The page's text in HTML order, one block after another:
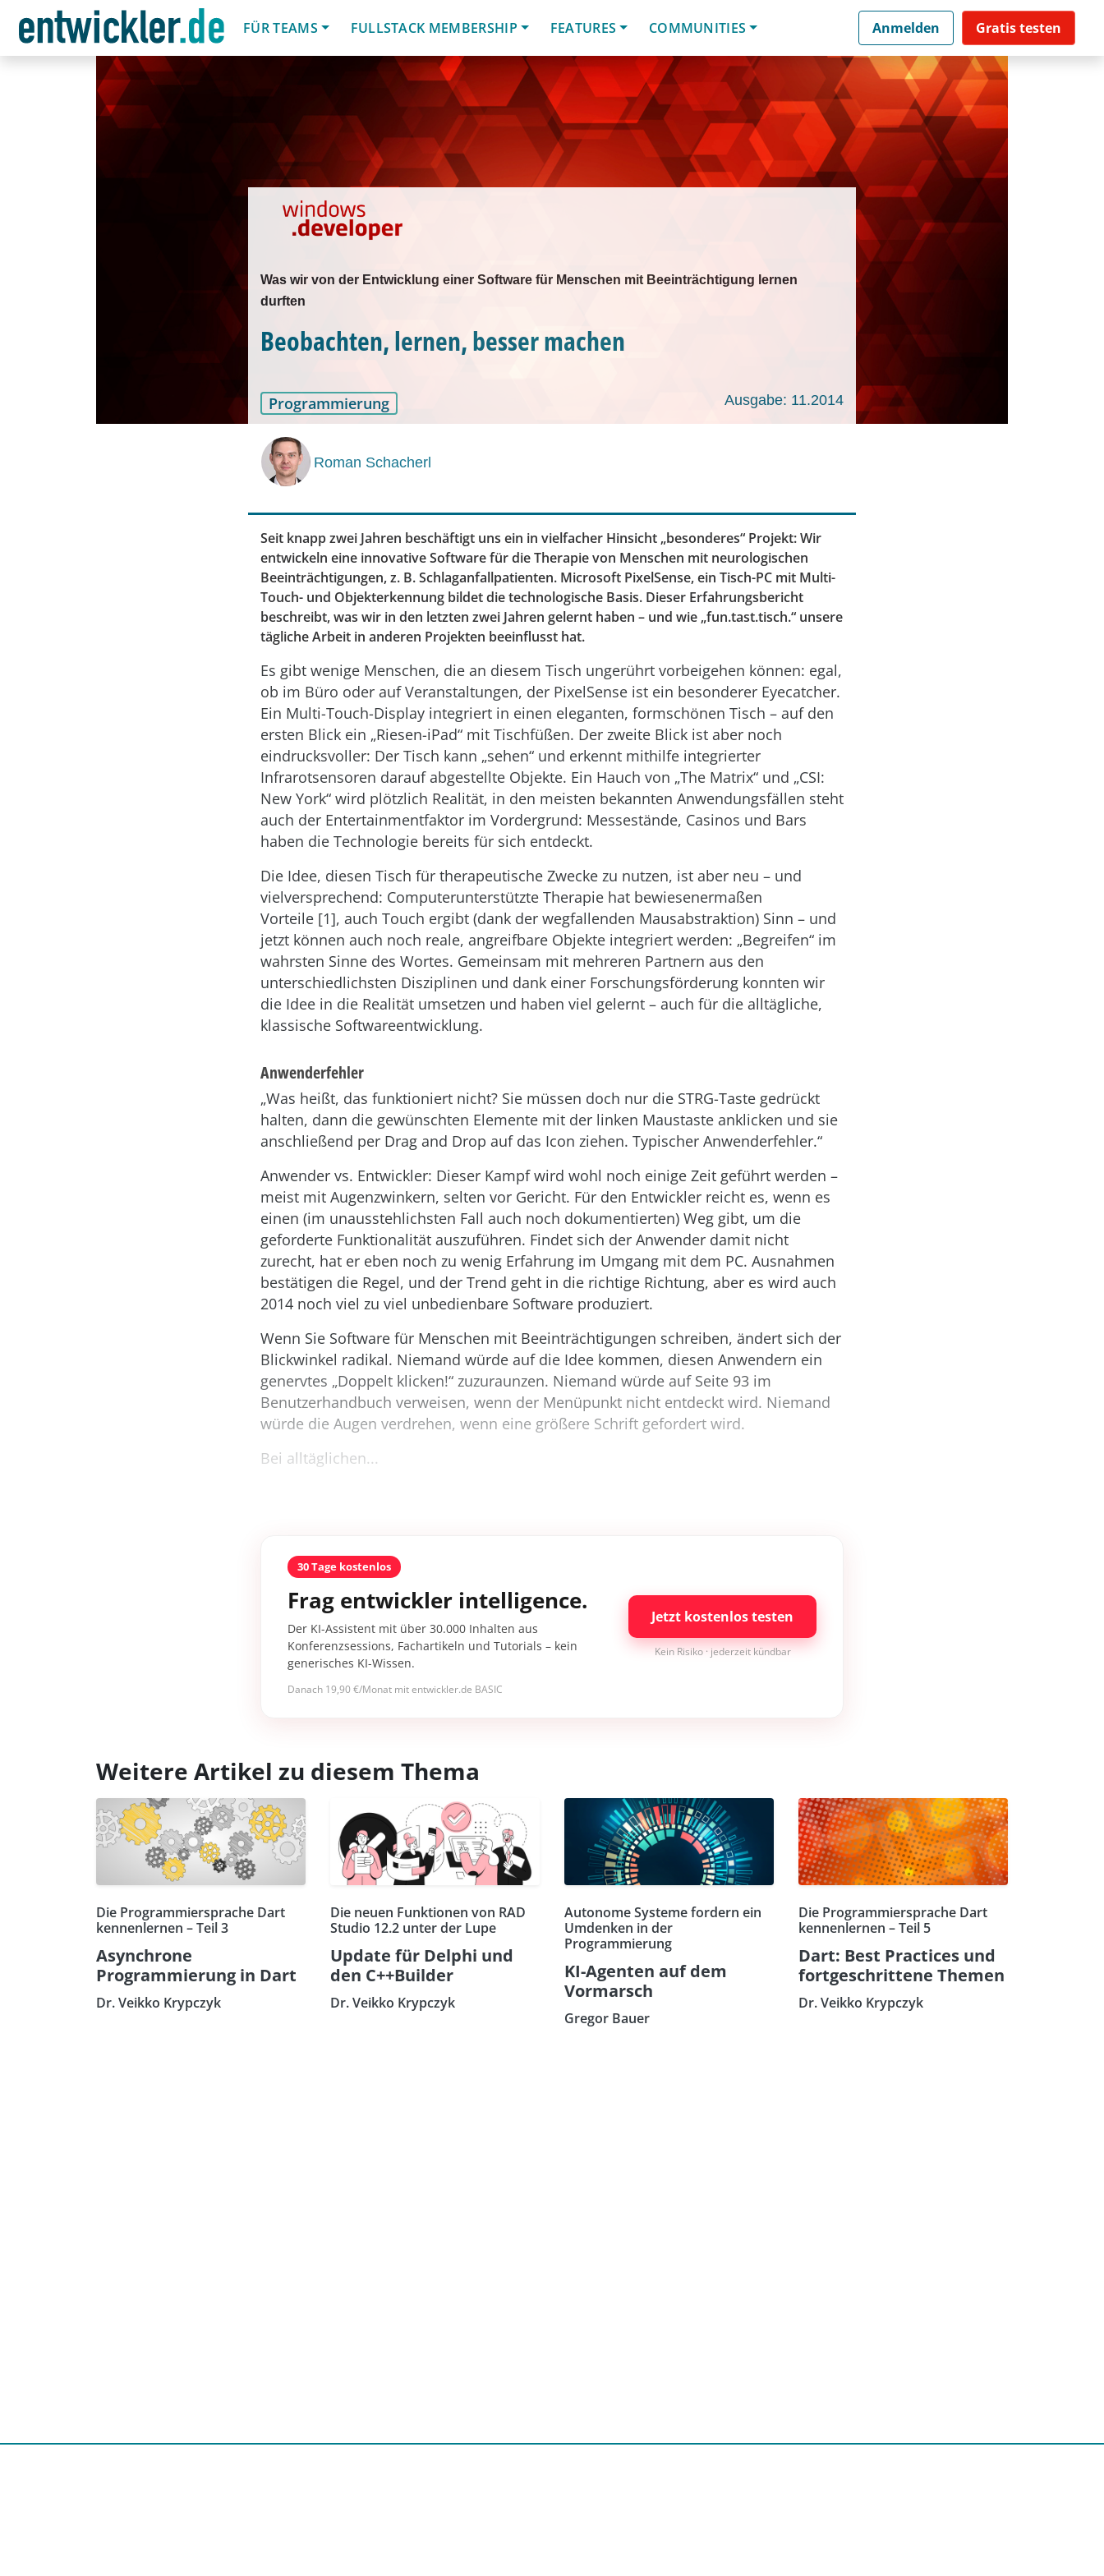
FÜR TEAMS
FULLSTACK MEMBERSHIP FEATURES COMMUNITIES Anmelden Gratis testen
Was wir von der Entwicklung einer Software für Menschen mit Beeinträchtigung lernen
durften
Beobachten, lernen, besser machen
Programmierung Ausgabe: 11.2014
Roman Schacherl
Seit knapp zwei Jahren beschäftigt uns ein in vielfacher Hinsicht „besonderes“ Projekt: Wir
entwickeln eine innovative Software für die Therapie von Menschen mit neurologischen
Beeinträchtigungen, z. B. Schlaganfallpatienten. Microsoft PixelSense, ein Tisch-PC mit Multi-
Touch- und Objekterkennung bildet die technologische Basis. Dieser Erfahrungsbericht
beschreibt, was wir in den letzten zwei Jahren gelernt haben – und wie „fun.tast.tisch.“ unsere
tägliche Arbeit in anderen Projekten beeinflusst hat.
Es gibt wenige Menschen, die an diesem Tisch ungerührt vorbeigehen können: egal,
ob im Büro oder auf Veranstaltungen, der PixelSense ist ein besonderer Eyecatcher.
Ein Multi-Touch-Display integriert in einen eleganten, formschönen Tisch – auf den
ersten Blick ein „Riesen-iPad“ mit Tischfüßen. Der zweite Blick ist aber noch
eindrucksvoller: Der Tisch kann „sehen“ und erkennt mithilfe integrierter
Infrarotsensoren darauf abgestellte Objekte. Ein Hauch von „The Matrix“ und „CSI:
New York“ wird plötzlich Realität, in den meisten bekannten Anwendungsfällen steht
auch der Entertainmentfaktor im Vordergrund: Messestände, Casinos und Bars
haben die Technologie bereits für sich entdeckt.
Die Idee, diesen Tisch für therapeutische Zwecke zu nutzen, ist aber neu – und
vielversprechend: Computerunterstützte Therapie hat bewiesenermaßen
Vorteile [1], auch Touch ergibt (dank der wegfallenden Mausabstraktion) Sinn – und
jetzt können auch noch reale, angreifbare Objekte integriert werden: „Begreifen“ im
wahrsten Sinne des Wortes. Gemeinsam mit mehreren Partnern aus den
unterschiedlichsten Disziplinen und dank einer Forschungsförderung konnten wir
die Idee in die Realität umsetzen und haben viel gelernt – auch für die alltägliche,
klassische Softwareentwicklung.
Anwenderfehler
„Was heißt, das funktioniert nicht? Sie müssen doch nur die STRG-Taste gedrückt
halten, dann die gewünschten Elemente mit der linken Maustaste anklicken und sie
anschließend per Drag and Drop auf das Icon ziehen. Typischer Anwenderfehler.“
Anwender vs. Entwickler: Dieser Kampf wird wohl noch einige Zeit geführt werden –
meist mit Augenzwinkern, selten vor Gericht. Für den Entwickler reicht es, wenn es
einen (im unausstehlichsten Fall auch noch dokumentierten) Weg gibt, um die
geforderte Funktionalität auszuführen. Findet sich der Anwender damit nicht
zurecht, hat er eben noch zu wenig Erfahrung im Umgang mit dem PC. Ausnahmen
bestätigen die Regel, und der Trend geht in die richtige Richtung, aber es wird auch
2014 noch viel zu viel unbedienbare Software produziert.
Wenn Sie Software für Menschen mit Beeinträchtigungen schreiben, ändert sich der
Blickwinkel radikal. Niemand würde auf die Idee kommen, diesen Anwendern ein
genervtes „Doppelt klicken!“ zuzuraunzen. Niemand würde auf Seite 93 im
Benutzerhandbuch verweisen, wenn der Menüpunkt nicht entdeckt wird. Niemand
würde die Augen verdrehen, wenn eine größere Schrift gefordert wird.
Bei alltäglichen...
30 Tage kostenlos
Frag entwickler intelligence.
Der KI-Assistent mit über 30.000 Inhalten aus
Konferenzsessions, Fachartikeln und Tutorials – kein
generisches KI-Wissen.
Danach 19,90 €/Monat mit entwickler.de BASIC
Jetzt kostenlos testen
Kein Risiko · jederzeit kündbar
Weitere Artikel zu diesem Thema
Die Programmiersprache Dart
kennenlernen – Teil 3
Asynchrone
Programmierung in Dart
Dr. Veikko Krypczyk
Die neuen Funktionen von RAD
Studio 12.2 unter der Lupe
Update für Delphi und
den C++Builder
Dr. Veikko Krypczyk
Autonome Systeme fordern ein
Umdenken in der
Programmierung
KI-Agenten auf dem
Vormarsch
Gregor Bauer
Die Programmiersprache Dart
kennenlernen – Teil 5
Dart: Best Practices und
fortgeschrittene Themen
Dr. Veikko Krypczyk